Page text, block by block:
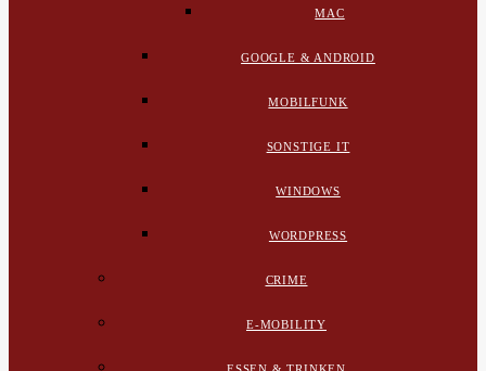
MAC
GOOGLE & ANDROID
MOBILFUNK
SONSTIGE IT
WINDOWS
WORDPRESS
CRIME
E-MOBILITY